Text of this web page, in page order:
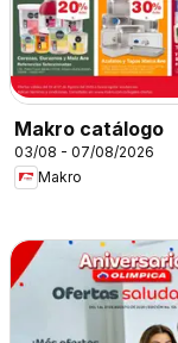
Makro catálogo
03/08 - 07/08/2026
Makro